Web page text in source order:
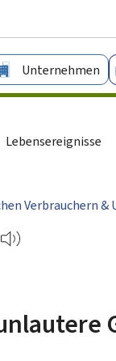
Unternehmen
Lebensereignisse
Verbrauchern &